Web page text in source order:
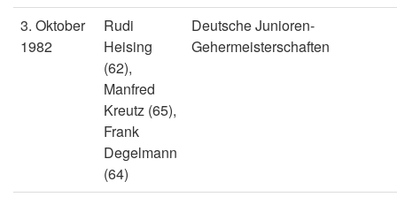
3. Oktober
1982
Rudi
Heising
(62),
Manfred
Kreutz (65),
Frank
Degelmann
(64)
Deutsche Junioren-
Gehermeisterschaften